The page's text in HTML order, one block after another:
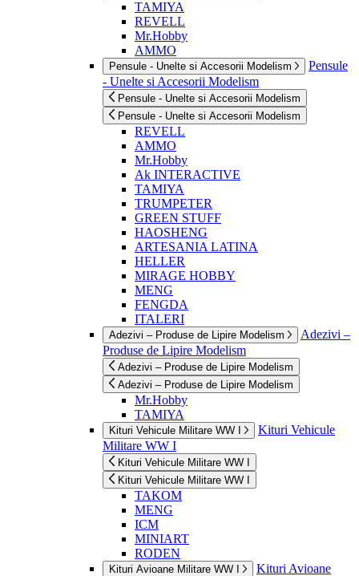
TAMIYA
REVELL
Mr.Hobby
AMMO
Pensule - Unelte si Accesorii Modelism
Pensule
- Unelte si Accesorii Modelism
Pensule - Unelte si Accesorii Modelism
Pensule - Unelte si Accesorii Modelism
REVELL
AMMO
Mr.Hobby
Ak INTERACTIVE
TAMIYA
TRUMPETER
GREEN STUFF
HAOSHENG
ARTESANIA LATINA
HELLER
MIRAGE HOBBY
MENG
FENGDA
ITALERI
Adezivi – Produse de Lipire Modelism
Adezivi –
Produse de Lipire Modelism
Adezivi – Produse de Lipire Modelism
Adezivi – Produse de Lipire Modelism
Mr.Hobby
TAMIYA
Kituri Vehicule Militare WW I
Kituri Vehicule
Militare WW I
Kituri Vehicule Militare WW I
Kituri Vehicule Militare WW I
TAKOM
MENG
ICM
MINIART
RODEN
Kituri Avioane Militare WW I
Kituri Avioane